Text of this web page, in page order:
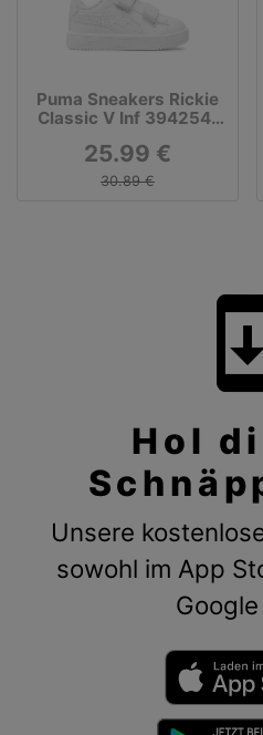
Puma Sneakers Rickie
Classic V Inf 394254-
25.99 €
30.89 €
Hol
Unsere
sowohl im App